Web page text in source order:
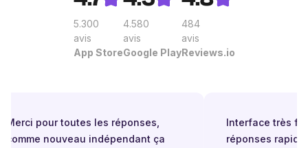
5.300
avis
App Store
4.580
avis
Google Play
484
avis
Reviews.io
Merci pour toutes les réponses,
comme nouveau indépendant ça
Interface très
réponses